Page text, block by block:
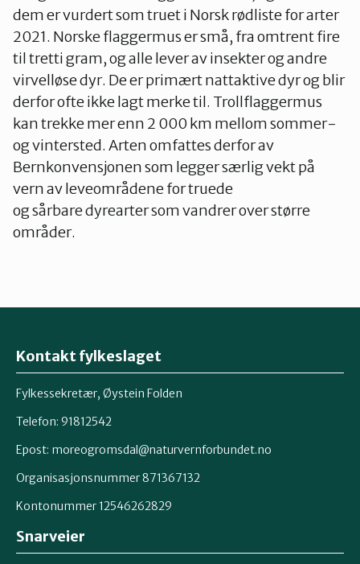
dem er vurdert som truet i Norsk rødliste for arter
2021. Norske flaggermus er små, fra omtrent fire
til tretti gram, og alle lever av insekter og andre
virvelløse dyr. De er primært nattaktive dyr og blir
derfor ofte ikke lagt merke til. Trollflaggermus
kan trekke mer enn 2 000 km mellom sommer-
og vintersted. Arten omfattes derfor av
Bernkonvensjonen som legger særlig vekt på
vern av leveområdene for truede
og sårbare dyrearter som vandrer over større
områder.
Kontakt fylkeslaget
Fylkessekretær, Øystein Folden
Telefon: 91812542
Epost: moreogromsdal@naturvernforbundet.no
Organisasjonsnummer 871367132
Kontonummer 12546262829
Snarveier